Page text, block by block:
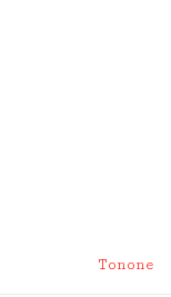
Tonone